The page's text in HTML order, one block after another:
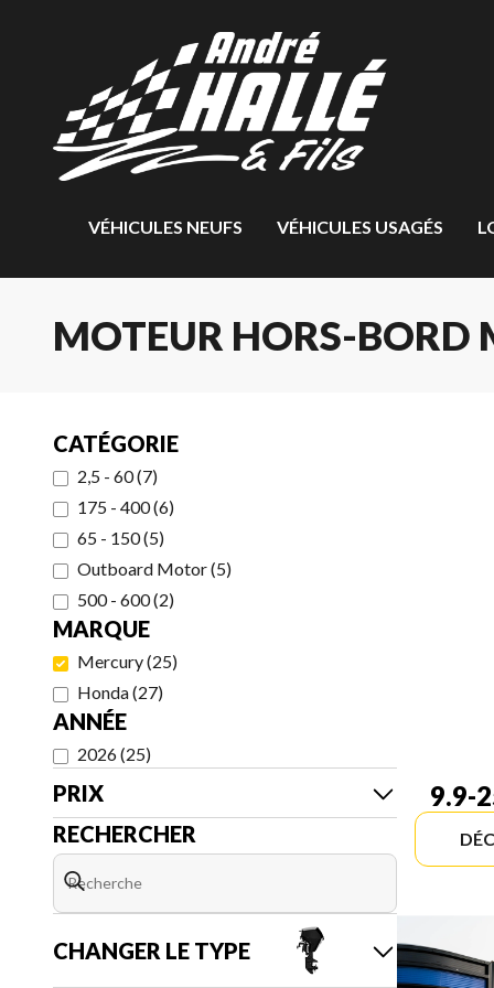
VÉHICULES NEUFS VÉHICULES USAGÉS
MOTEUR HORS-BORD
CATÉGORIE
2,5 - 60(7)
175 - 400(6)
65 - 150(5)
Outboard Motor(5)
500 - 600(2)
MARQUE
Mercury(25)
Honda(27)
ANNÉE
2026(25)
PRIX
RECHERCHER
CHANGER LE TYPE
9.9-